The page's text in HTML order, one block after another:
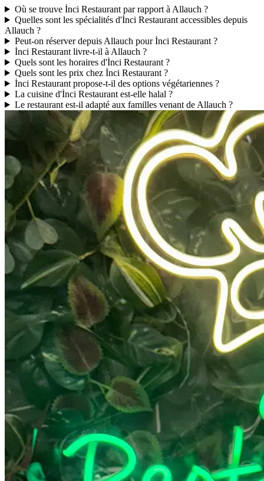
Où se trouve İnci Restaurant par rapport à Allauch ?
Quelles sont les spécialités d'İnci Restaurant accessibles depuis
Allauch ?
Peut-on réserver depuis Allauch pour İnci Restaurant ?
İnci Restaurant livre-t-il à Allauch ?
Quels sont les horaires d'İnci Restaurant ?
Quels sont les prix chez İnci Restaurant ?
İnci Restaurant propose-t-il des options végétariennes ?
La cuisine d'İnci Restaurant est-elle halal ?
Le restaurant est-il adapté aux familles venant de Allauch ?